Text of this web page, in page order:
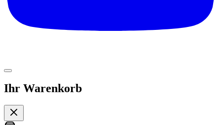
Ihr Warenkorb